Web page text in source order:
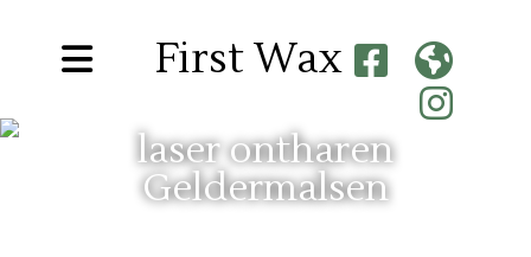
First Wax
laser ontharen
Geldermalsen